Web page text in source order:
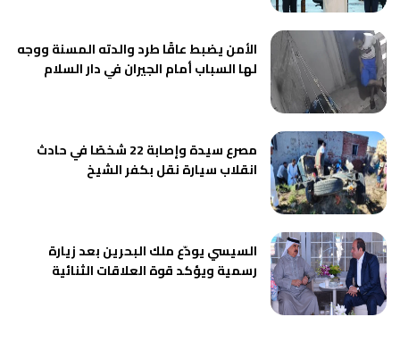
الأمن يضبط عاقًا طرد والدته المسنة ووجه
لها السباب أمام الجيران في دار السلام
مصرع سيدة وإصابة 22 شخصًا في حادث
انقلاب سيارة نقل بكفر الشيخ
السيسي يودّع ملك البحرين بعد زيارة
رسمية ويؤكد قوة العلاقات الثنائية